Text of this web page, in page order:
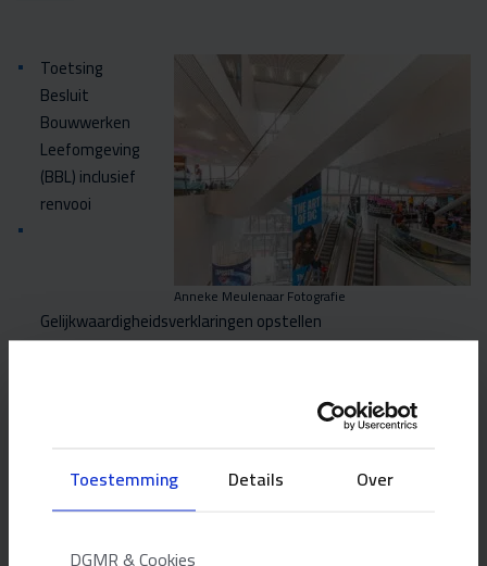
Toestemming Details Over
Anneke Meulenaar Fotografie
Toetsing
Besluit
Bouwwerken
Leefomgeving
(BBL) inclusief
renvooi
Gelijkwaardigheidsverklaringen opstellen
Toetsen ontvankelijkheid Besluit Bouwwerken Leefomgeving
Beantwoorden vragen uitleg artikelen Besluit Bouwwerken
en Leefomgeving (BBL)